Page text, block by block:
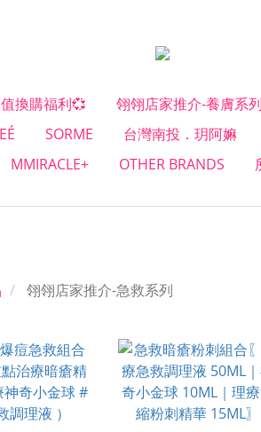
換購福利💞 翎翎店家推介-養膚系列
SORME 台灣南投．玥阿嫲
MMIRACLE+ OTHER BRANDS
翎翎店家推介-急救系列